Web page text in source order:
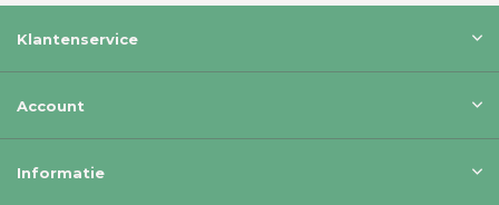
Klantenservice
Account
Informatie